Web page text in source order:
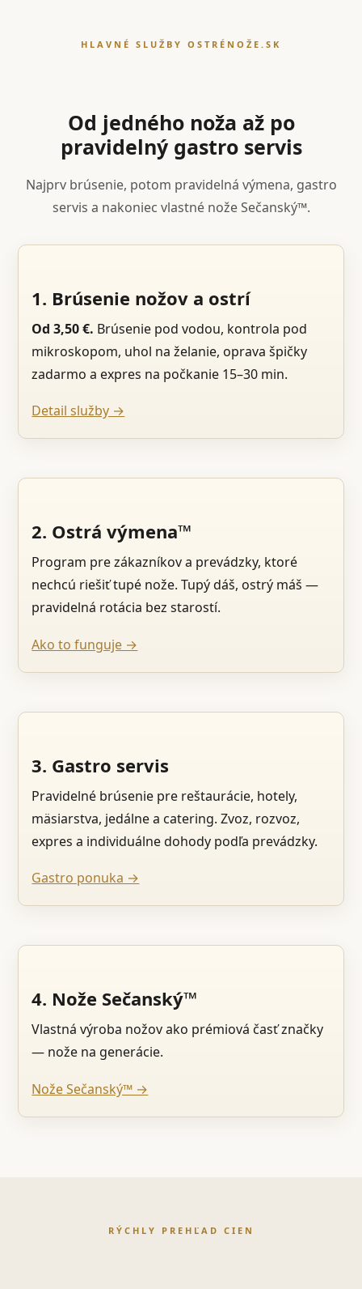
HLAVNÉ SLUŽBY OSTRÉNOŽE.SK
Od jedného noža až po
pravidelný gastro servis
Najprv brúsenie, potom pravidelná výmena, gastro
servis a nakoniec vlastné nože Sečanský™.
1. Brúsenie nožov a ostrí
Od 3,50 €. Brúsenie pod vodou, kontrola pod
mikroskopom, uhol na želanie, oprava špičky
zadarmo a expres na počkanie 15–30 min.
Detail služby →
2. Ostrá výmena™
Program pre zákazníkov a prevádzky, ktoré
nechcú riešiť tupé nože. Tupý dáš, ostrý máš —
pravidelná rotácia bez starostí.
Ako to funguje →
3. Gastro servis
Pravidelné brúsenie pre reštaurácie, hotely,
mäsiarstva, jedálne a catering. Zvoz, rozvoz,
expres a individuálne dohody podľa prevádzky.
Gastro ponuka →
4. Nože Sečanský™
Vlastná výroba nožov ako prémiová časť značky
— nože na generácie.
Nože Sečanský™ →
RÝCHLY PREHĽAD CIEN